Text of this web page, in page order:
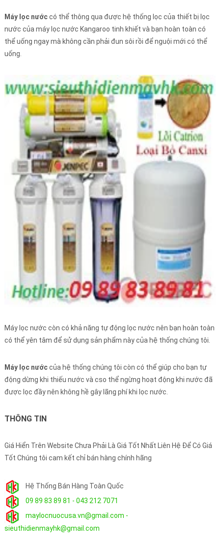
Máy lọc nướccó thể thông qua được hệ thống lọc của thiết bị lọc
nước của máy lọc nước Kangaroo tinh khiết và bạn hoàn toàn có
thể uống ngay mà không cần phải đun sôi rồi để nguội mới có thể
uống.
Máy lọc nước còn có khả năng tự động lọc nước nên bạn hoàn toàn
có thể yên tâm để sử dụng sản phẩm này của hệ thống chúng tôi.
Máy lọc nướccủa hệ thống chúng tôi còn có thể giúp cho bạn tự
động dừng khi thiếu nước và cso thể ngừng hoạt động khi nước đã
được lọc đầy nên không hề gây lãng phí khi lọc nước.
THÔNG TIN
Giá Hiển Trên Website Chưa Phải Là Giá Tốt Nhất Liên Hệ Để Có Giá
Tốt Chúng tôi cam kết chỉ bán hàng chính hãng
Hệ Thống Bán Hàng Toàn Quốc
09 89 83 89 81 - 043 212 7071
maylocnuocusa.vn@gmail.com -
sieuthidienmayhk@gmail.com